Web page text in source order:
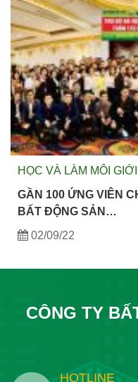
HỌC VÀ LÀM MÔI
GẦN 100 ỨNG VIÊN
BẤT ĐỘNG SẢN…
02/09/22
CÔNG TY
HOTLINE